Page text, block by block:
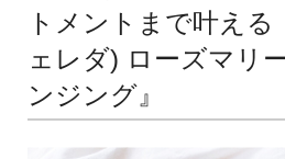
トメントまで叶える
ェレダ) ローズマリ
ンジング』